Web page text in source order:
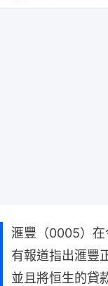
滙豐（0005）在
有報道指出滙豐
並且將恒生的貸